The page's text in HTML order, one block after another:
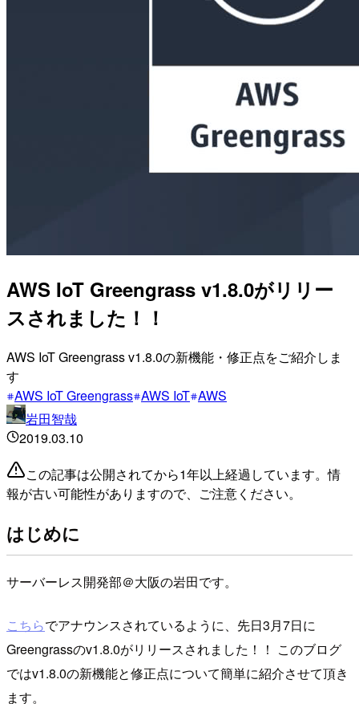
AWS IoT Greengrass v1.8.0がリリー
スされました！！
AWS IoT Greengrass v1.8.0の新機能・修正点をご紹介しま
す
AWS IoT Greengrass AWS IoT AWS
岩田智哉
2019.03.10
この記事は公開されてから1年以上経過しています。情
報が古い可能性がありますので、ご注意ください。
はじめに
サーバーレス開発部＠大阪の岩田です。
こちらでアナウンスされているように、先日3月7日に
Greengrassのv1.8.0がリリースされました！！ このブログ
ではv1.8.0の新機能と修正点について簡単に紹介させて頂き
ます。